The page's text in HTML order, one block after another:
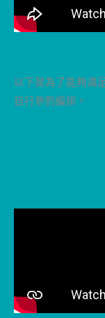
以下是為了能夠滿
自行參酌編排。